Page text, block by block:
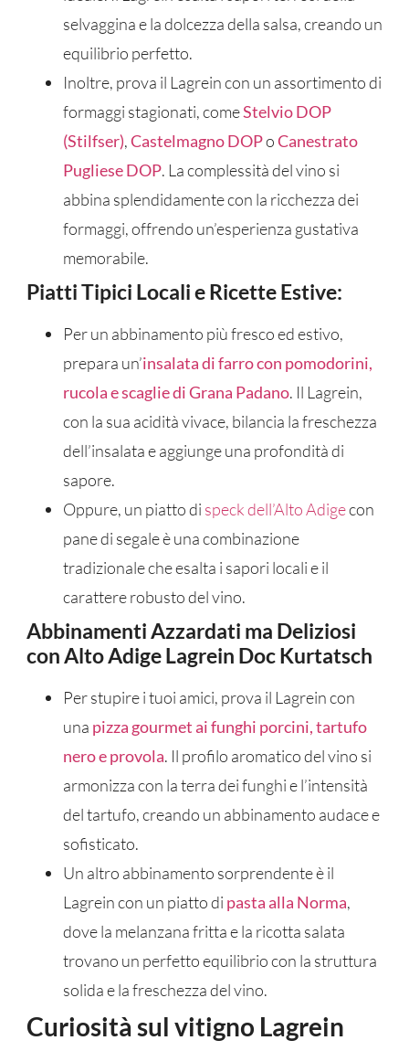
selvaggina e la dolcezza della salsa, creando un
equilibrio perfetto.
Inoltre, prova il Lagrein con un assortimento di
formaggi stagionati, comeStelvio DOP
(Stilfser),Castelmagno DOPoCanestrato
Pugliese DOP. La complessità del vino si
abbina splendidamente con la ricchezza dei
formaggi, offrendo un’esperienza gustativa
memorabile.
Piatti Tipici Locali e Ricette Estive:
Per un abbinamento più fresco ed estivo,
prepara un’insalata di farro con pomodorini,
rucola e scaglie di Grana Padano. Il Lagrein,
con la sua acidità vivace, bilancia la freschezza
dell’insalata e aggiunge una profondità di
sapore.
Oppure, un piatto di speck dell’Alto Adigecon
pane di segale è una combinazione
tradizionale che esalta i sapori locali e il
carattere robusto del vino.
Abbinamenti Azzardati ma Deliziosi
con Alto Adige Lagrein Doc Kurtatsch
Per stupire i tuoi amici, prova il Lagrein con
una pizza gourmet ai funghi porcini, tartufo
nero e provola. Il profilo aromatico del vino si
armonizza con la terra dei funghi e l’intensità
del tartufo, creando un abbinamento audace e
sofisticato.
Un altro abbinamento sorprendente è il
Lagrein con un piatto di pasta alla Norma,
dove la melanzana fritta e la ricotta salata
trovano un perfetto equilibrio con la struttura
solida e la freschezza del vino.
Curiosità sul vitigno Lagrein